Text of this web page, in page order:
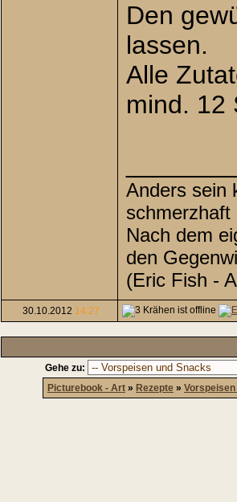
Den
lassen.
Alle
mind. 12
Anders sein
Nach dem
den
(Eric Fish -
30.10.2012 14:27
Gehe zu:
Picturebook - Art » Rezepte »